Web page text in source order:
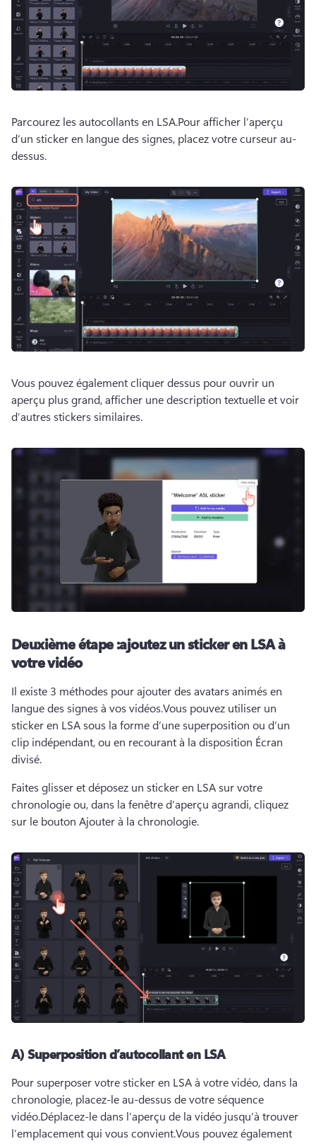
Parcourez les autocollants en LSA.Pour afficher l’aperçu
d’un sticker en langue des signes, placez votre curseur au-
dessus.
Vous pouvez également cliquer dessus pour ouvrir un
aperçu plus grand, afficher une description textuelle et voir
d’autres stickers similaires.
Deuxième étape :ajoutez un sticker en LSA à
votre vidéo
Il existe 3 méthodes pour ajouter des avatars animés en
langue des signes à vos vidéos.Vous pouvez utiliser un
sticker en LSA sous la forme d’une superposition ou d’un
clip indépendant, ou en recourant à la disposition Écran
divisé.
Faites glisser et déposez un sticker en LSA sur votre
chronologie ou, dans la fenêtre d’aperçu agrandi, cliquez
sur le bouton Ajouter à la chronologie.
A) Superposition d’autocollant en LSA
Pour superposer votre sticker en LSA à votre vidéo, dans la
chronologie, placez-le au-dessus de votre séquence
vidéo.Déplacez-le dans l’aperçu de la vidéo jusqu’à trouver
l’emplacement qui vous convient.Vous pouvez également